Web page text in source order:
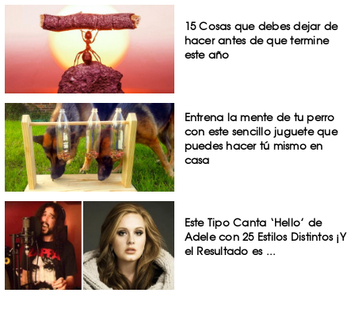
15 Cosas que debes dejar de
hacer antes de que termine
este año
Entrena la mente de tu perro
con este sencillo juguete que
puedes hacer tú mismo en
casa
Este Tipo Canta ‘Hello’ de
Adele con 25 Estilos Distintos ¡Y
el Resultado es ...